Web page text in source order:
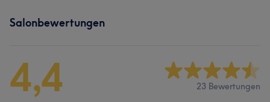
Salonbewertungen
4,4 23 Bewertungen